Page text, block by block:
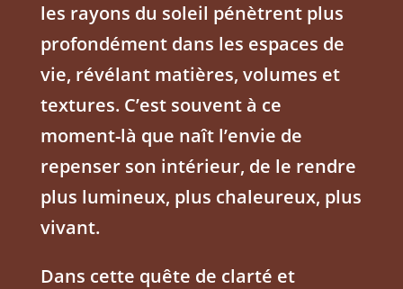
les rayons du soleil pénètrent plus
profondément dans les espaces de
vie, révélant matières, volumes et
textures. C’est souvent à ce
moment-là que naît l’envie de
repenser son intérieur, de le rendre
plus lumineux, plus chaleureux, plus
vivant.
Dans cette quête de clarté et